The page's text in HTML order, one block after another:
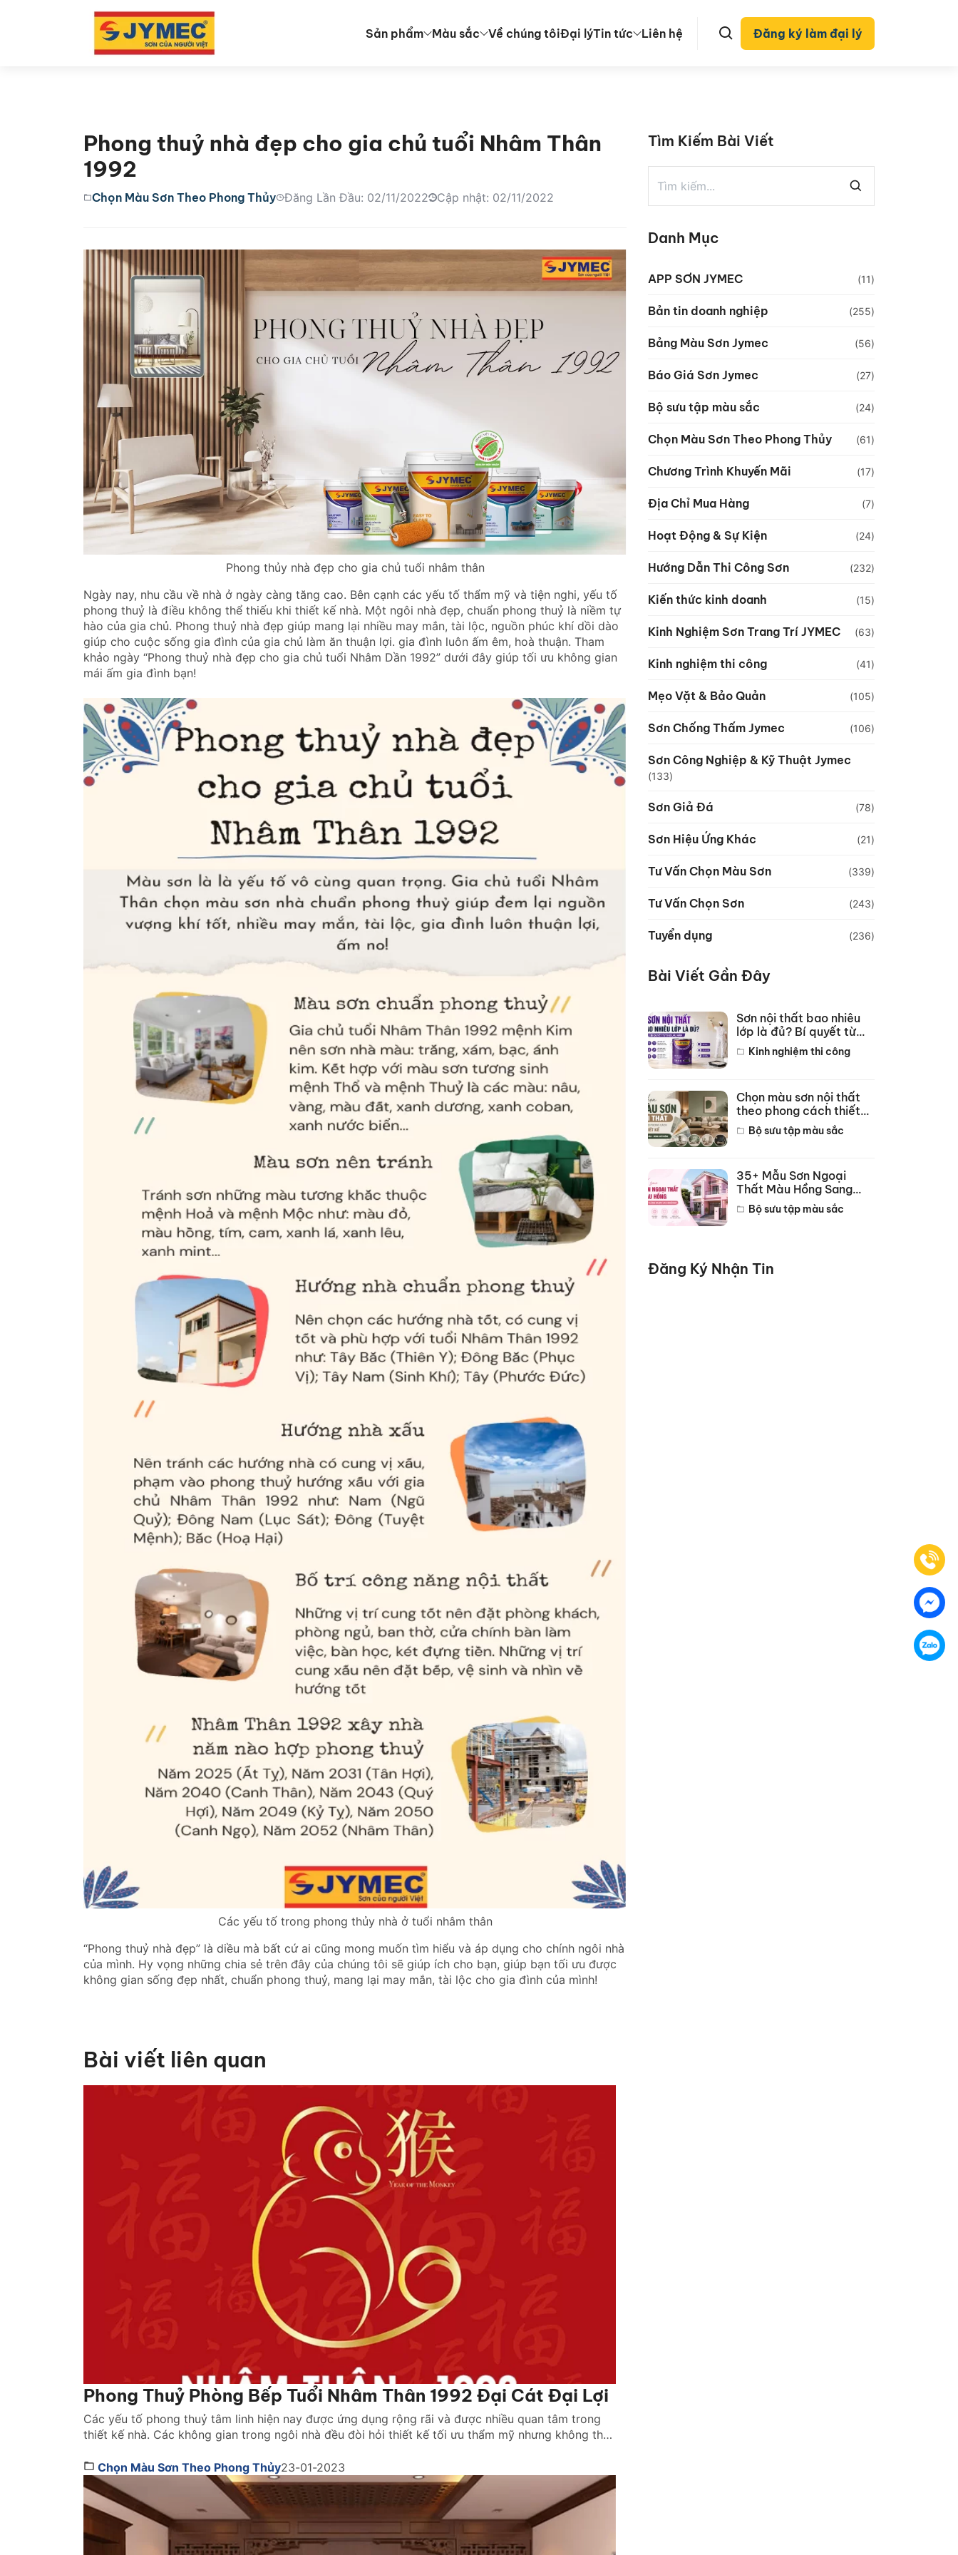
Sản phẩm Màu sắc Về chúng tôiĐại lýTin tức Liên hệ Đăng ký làm đại lý
Phong thuỷ nhà đẹp cho gia chủ tuổi Nhâm Thân
1992
Chọn Màu Sơn Theo Phong Thủy Đăng Lần Đầu: 02/11/2022 Cập nhật: 02/11/2022
Phong thủy nhà đẹp cho gia chủ tuổi nhâm thân
Ngày nay, nhu cầu về nhà ở ngày càng tăng cao. Bên cạnh các yếu tố thẩm mỹ và tiện nghi, yếu tố
phong thuỷ là điều không thể thiếu khi thiết kế nhà. Một ngôi nhà đẹp, chuẩn phong thuỷ là niềm tự
hào của gia chủ. Phong thuỷ nhà đẹp giúp mang lại nhiều may mắn, tài lộc, nguồn phúc khí dồi dào
giúp cho cuộc sống gia đình của gia chủ làm ăn thuận lợi. gia đình luôn ấm êm, hoà thuận. Tham
khảo ngày “Phong thuỷ nhà đẹp cho gia chủ tuổi Nhâm Dần 1992” dưới đây giúp tối ưu không gian
mái ấm gia đình bạn!
Các yếu tố trong phong thủy nhà ở tuổi nhâm thân
“Phong thuỷ nhà đẹp” là diều mà bất cứ ai cũng mong muốn tìm hiểu và áp dụng cho chính ngôi nhà
của mình. Hy vọng những chia sẻ trên đây của chúng tôi sẽ giúp ích cho bạn, giúp bạn tối ưu được
không gian sống đẹp nhất, chuẩn phong thuỷ, mang lại may mắn, tài lộc cho gia đình của mình!
Bài viết liên quan
Phong Thuỷ Phòng Bếp Tuổi Nhâm Thân 1992 Đại Cát Đại Lợi
Các yếu tố phong thuỷ tâm linh hiện nay được ứng dụng rộng rãi và được nhiều quan tâm trong
thiết kế nhà. Các không gian trong ngôi nhà đều đòi hỏi thiết kế tối ưu thẩm mỹ nhưng không thể
Chọn Màu Sơn Theo Phong Thủy23-01-2023
Tìm Kiếm Bài Viết
Danh Mục
APP SƠN JYMEC (11)
Bản tin doanh nghiệp (255)
Bảng Màu Sơn Jymec (56)
Báo Giá Sơn Jymec (27)
Bộ sưu tập màu sắc (24)
Chọn Màu Sơn Theo Phong Thủy (61)
Chương Trình Khuyến Mãi (17)
Địa Chỉ Mua Hàng (7)
Hoạt Động & Sự Kiện (24)
Hướng Dẫn Thi Công Sơn (232)
Kiến thức kinh doanh (15)
Kinh Nghiệm Sơn Trang Trí JYMEC (63)
Kinh nghiệm thi công (41)
Mẹo Vặt & Bảo Quản (105)
Sơn Chống Thấm Jymec (106)
Sơn Công Nghiệp & Kỹ Thuật Jymec
(133)
Sơn Giả Đá (78)
Sơn Hiệu Ứng Khác (21)
Tư Vấn Chọn Màu Sơn (339)
Tư Vấn Chọn Sơn (243)
Tuyển dụng (236)
Bài Viết Gần Đây
Sơn nội thất bao nhiêu
lớp là đủ? Bí quyết từ
thợ lâu năm
Kinh nghiệm thi công
Chọn màu sơn nội thất
theo phong cách thiết
kế hot năm 2026
Bộ sưu tập màu sắc
35+ Mẫu Sơn Ngoại
Thất Màu Hồng Sang
Trọng Đẹp Nhất 2026
Bộ sưu tập màu sắc
Đăng Ký Nhận Tin